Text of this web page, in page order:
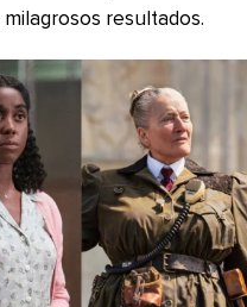
resultados.